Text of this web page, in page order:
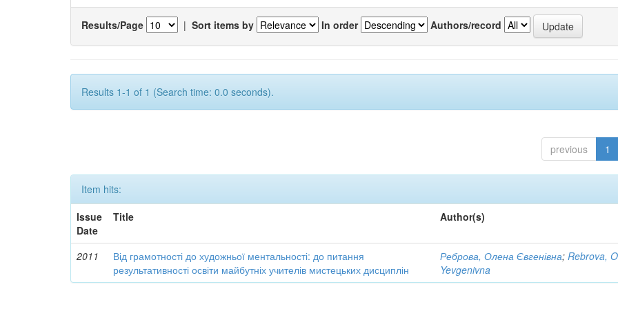
Results/Page | Sort items by In order Authors/record
Results 1-1 of 1 (Search time: 0.0 seconds).
previous 1
Item hits:
Issue
Date
Title Author(s)
2011
Від грамотності до художньої ментальності: до питання
результативності освіти майбутніх учителів мистецьких дисциплін
Реброва, Олена Євгенівна;Rebrova,
Yevgenivna